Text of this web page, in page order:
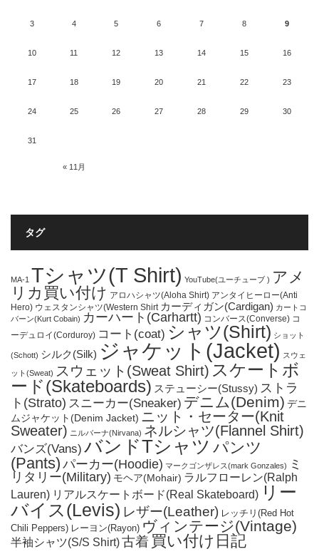
« 11月
3 4 5 6 7 8 9
10 11 12 13 14 15 16
17 18 19 20 21 22 23
24 25 26 27 28 29 30
31
タグ
MA-1 Tシャツ(T Shirt) YouTube(ユーチューブ ) アメ
リカ買い付け アロハシャツ(Aloha Shirt) アンタイヒーロー(Anti
Hero) ウェスタンシャツ(Western Shirt カーディガン(Cardigan) カートコ
バーン(Kurt Cobain) カーハート(Carhartt) コンバース(Converse) コ
ーデュロイ(Corduroy) コート(coat) シャツ(Shirt) ショット
(Schott) シルク(Silk) ジャケット(Jacket) スウェ
ット(Sweat) スウェット(Sweat Shirt) スケートボ
ード(Skateboards) ステューシー(Stussy) ストラ
ト(Strato) スニーカー(Sneaker) デニム(Denim) デニ
ムジャケット(Denim Jacket) ニット・セーター(Knit
Sweater) ニルバーナ(Nirvana) ネルシャツ(Flannel Shirt)
バンズ(Vans) バンドTシャツ パンツ
(Pants)パーカー(Hoodie) マークゴンザレス(mark Gonzales)
ミ
リタリー(Military) モヘア(Mohair) ラルフローレン(Ralph
Lauren) リアルスケートボード(Real Skateboard) リー
バイス(Levis) レザー(Leather) レッチリ(Red Hot
Chili Peppers) レーヨン(Rayon) ヴィンテージ(Vintage)
半袖シャツ(S/S Shirt)古着 買い付け日記